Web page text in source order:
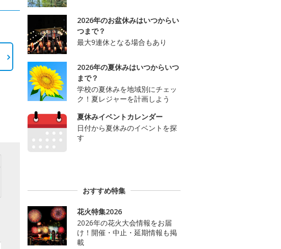
2026年のお盆休みはいつからい
つまで？
最大9連休となる場合もあり
2026年の夏休みはいつからいつ
まで？
学校の夏休みを地域別にチェッ
ク！夏レジャーを計画しよう
夏休みイベントカレンダー
日付から夏休みのイベントを探
す
おすすめ特集
花火特集2026
2026年の花火大会情報をお届
け！開催・中止・延期情報も掲
載